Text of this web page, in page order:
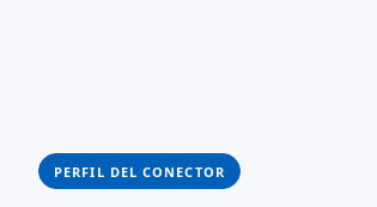
PERFIL DEL CONECTOR